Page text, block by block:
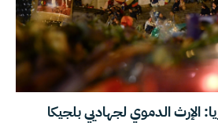
الإرث الدموي لجهاديي بلجيكا